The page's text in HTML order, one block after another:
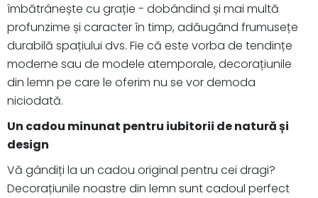
îmbătrânește cu grație - dobândind și mai multă
profunzime și caracter în timp, adăugând frumusețe
durabilă spațiului dvs. Fie că este vorba de tendințe
moderne sau de modele atemporale, decorațiunile
din lemn pe care le oferim nu se vor demoda
niciodată.
Un cadou minunat pentru iubitorii de natură și
design
Vă gândiți la un cadou original pentru cei dragi?
Decorațiunile noastre din lemn sunt cadoul perfect